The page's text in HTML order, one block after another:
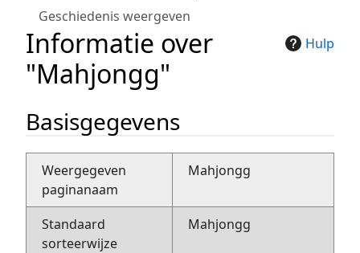
Geschiedenis weergeven
Hulp
Informatie over
"Mahjongg"
Basisgegevens
Weergegeven
paginanaam
Mahjongg
Standaard
sorteerwijze
Mahjongg